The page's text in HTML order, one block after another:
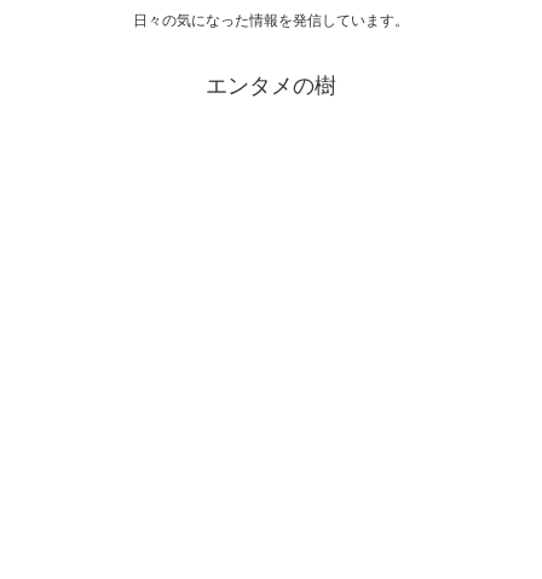
日々の気になった情報を発信しています。
エンタメの樹